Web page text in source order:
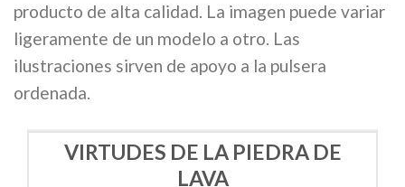
producto de alta calidad. La imagen puede variar
ligeramente de un modelo a otro. Las
ilustraciones sirven de apoyo a la pulsera
ordenada.
VIRTUDES DE LA PIEDRA DE
LAVA